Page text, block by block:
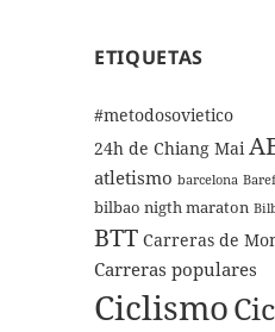
ETIQUETAS
#metodosovietico
24h de Chiang Mai
atletismo barcelona
bilbao nigth maraton
BTT Carreras de
Carreras populares
Ciclismo